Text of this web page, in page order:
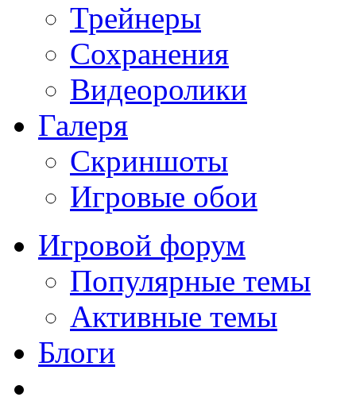
Трейнеры
Сохранения
Видеоролики
Галеря
Скриншоты
Игровые обои
Игровой форум
Популярные темы
Активные темы
Блоги